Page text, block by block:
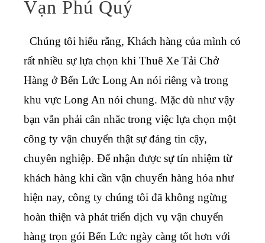
Vạn Phú Quý
Chúng tôi hiểu rằng, Khách hàng của mình có
rất nhiều sự lựa chọn khi Thuê Xe Tải Chở
Hàng ở Bến Lức Long An nói riêng và trong
khu vực Long An nói chung. Mặc dù như vậy
bạn vẫn phải cân nhắc trong việc lựa chọn một
công ty vận chuyển thật sự đáng tin cậy,
chuyên nghiệp. Để nhận được sự tín nhiệm từ
khách hàng khi cần vận chuyển hàng hóa như
hiện nay, công ty chúng tôi đã không ngừng
hoàn thiện và phát triển dịch vụ vận chuyển
hàng trọn gói Bến Lức ngày càng tốt hơn với